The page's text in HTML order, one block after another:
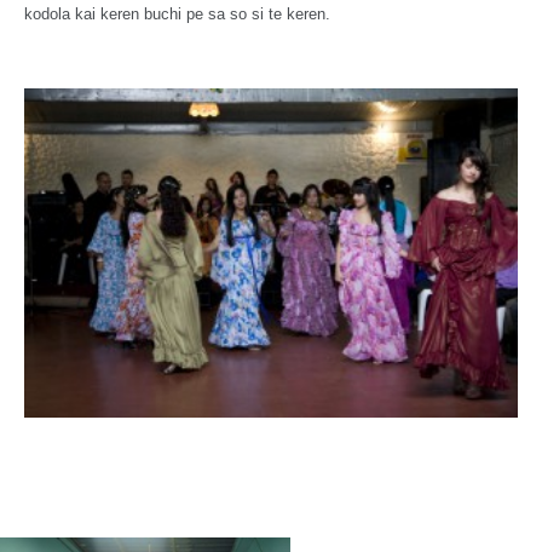
kodola kai keren buchi pe sa so si te keren.